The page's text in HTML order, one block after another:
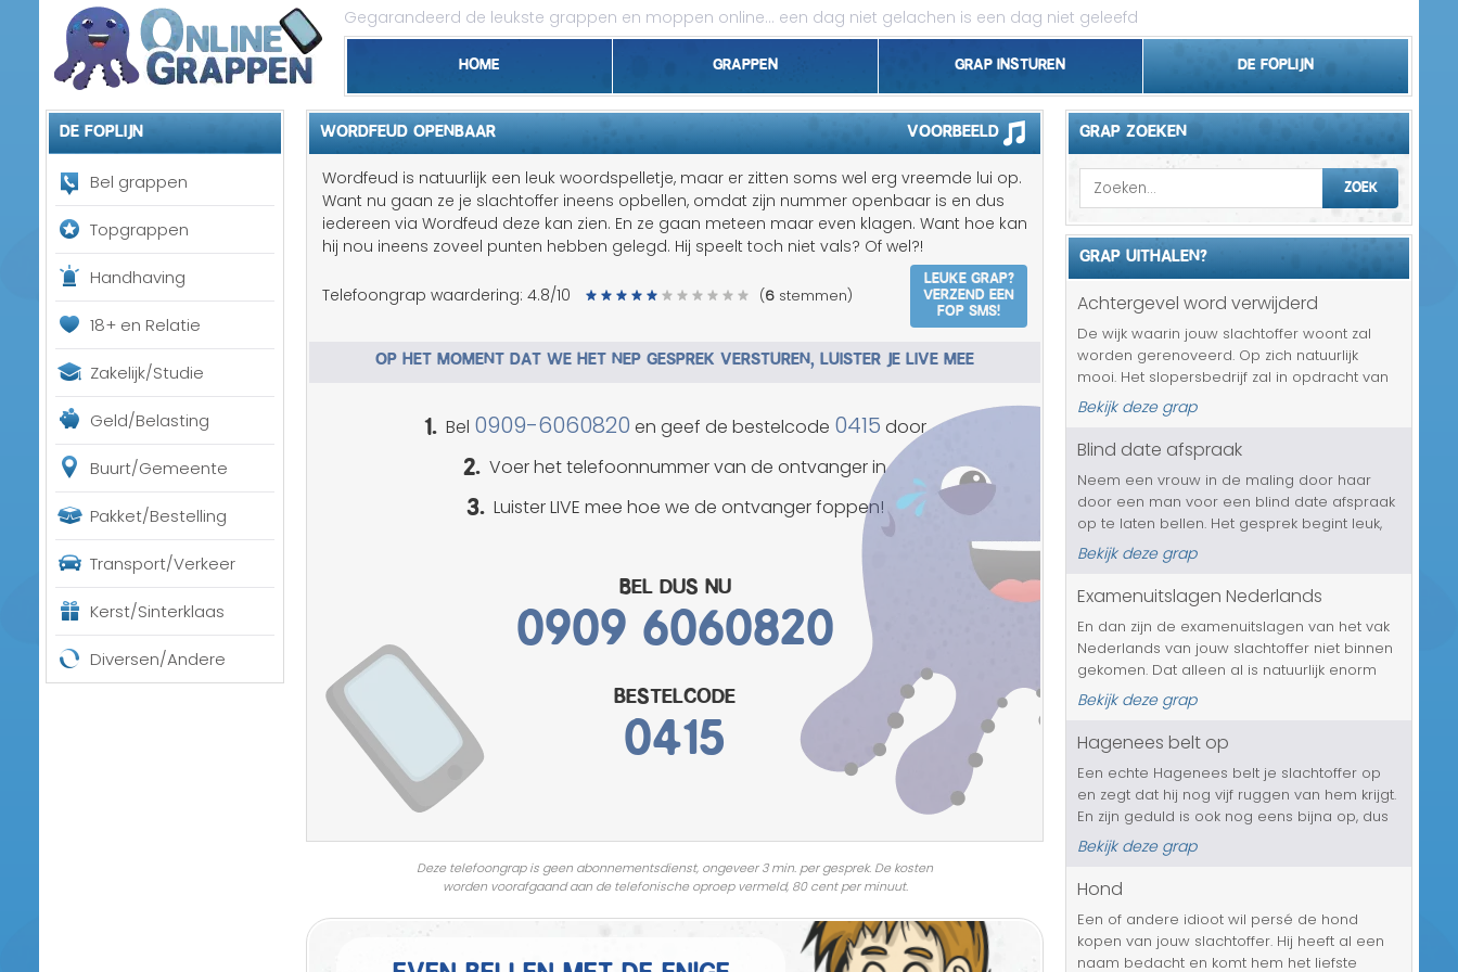
Gegarandeerd de leukste grappen en moppen online... een dag niet gelachen is een dag niet geleefd
Home Grappen
1 april grappen
Belgen grappen
Dieren grappen
Flauwe grappen
Jantje grappen
Mannen grappen
Slechte grappen
Turken grappen
Vrouwen grappen
Grap insturen De foplijn
Bel grappen
Topgrappen
18+ en Relatie
Zakelijk/Studie
Geld/Belasting
Buurt/Gemeente
Pakket/Bestelling
Transport/Verkeer
Kerst/Sinterklaas
Diversen/Andere
De foplijn
Bel grappen
Topgrappen
Handhaving
18+ en Relatie
Zakelijk/Studie
Geld/Belasting
Buurt/Gemeente
Pakket/Bestelling
Transport/Verkeer
Kerst/Sinterklaas
Diversen/Andere
WORDFEUD OPENBAAR Voorbeeld
Wordfeud is natuurlijk een leuk woordspelletje, maar er zitten soms wel erg vreemde lui op.
Want nu gaan ze je slachtoffer ineens opbellen, omdat zijn nummer openbaar is en dus
iedereen via Wordfeud deze kan zien. En ze gaan meteen maar even klagen. Want hoe kan
hij nou ineens zoveel punten hebben gelegd. Hij speelt toch niet vals? Of wel?!
Telefoongrap waardering: 4.8/10 (6 stemmen)
Leuke grap?
Verzend een
fop SMS!
OP HET MOMENT DAT WE HET NEP GESPREK VERSTUREN, LUISTER JE LIVE MEE
1. Bel 0909-6060820 en geef de bestelcode 0415 door
2. Voer het telefoonnummer van de ontvanger in
3. Luister LIVE mee hoe we de ontvanger foppen!
Bel dus nu
0909 6060820
bestelcode
0415
Deze telefoongrap is geen abonnementsdienst, ongeveer 3 min. per gesprek. De kosten
worden voorafgaand aan de telefonische oproep vermeld, 80 cent per minuut.
GRAP ZOEKEN
ZOEK
GRAP UITHALEN?
Achtergevel word verwijderd
De wijk waarin jouw slachtoffer woont zal
worden gerenoveerd. Op zich natuurlijk
mooi. Het slopersbedrijf zal in opdracht van
de gemeente alle achtergevels gaan
verwijderen. Minder leuk nieuws, helemaal
omdat het met de komst van slecht wee...
Bekijk deze grap
Blind date afspraak
Neem een vrouw in de maling door haar
door een man voor een blind date afspraak
op te laten bellen. Het gesprek begint leuk,
maar al snel merkt ze dat het om een echte
ouderwetse nerd gaat. Zal ze lief blijven en
toch met hem uit gaan of wi...
Bekijk deze grap
Examenuitslagen Nederlands
En dan zijn de examenuitslagen van het vak
Nederlands van jouw slachtoffer niet binnen
gekomen. Dat alleen al is natuurlijk enorm
balen. Maar als het slachtoffer die jij laat
bellen denkt dat er verder niets aan de hand
is, dan heeft hij of...
Bekijk deze grap
Hagenees belt op
Een echte Hagenees belt je slachtoffer op
en zegt dat hij nog vijf ruggen van hem krijgt.
En zijn geduld is ook nog eens bijna op, dus
het wordt tijd op de boel op te gaan
hoesten....
Bekijk deze grap
Hond
Een of andere idioot wil persé de hond
kopen van jouw slachtoffer. Hij heeft al een
naam bedacht en komt hem het liefste